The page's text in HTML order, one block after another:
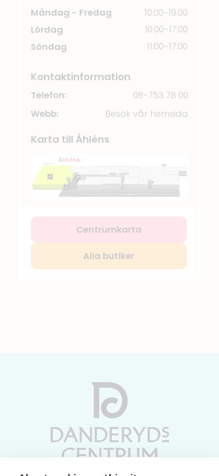
Måndag - Fredag
10:00-19:00
Lördag
10:00-17:00
Söndag
11:00-17:00
Kontaktinformation
Telefon:
08-753 78 00
Webb:
Besök vår hemsida
Karta till Åhléns
Centrumkarta
Alla butiker